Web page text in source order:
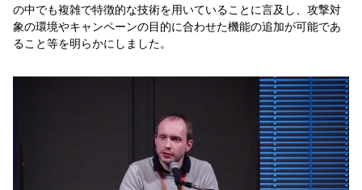
の中でも複雑で特徴的な技術を用いていることに言及し、攻撃対
象の環境やキャンペーンの目的に合わせた機能の追加が可能であ
ること等を明らかにしました。